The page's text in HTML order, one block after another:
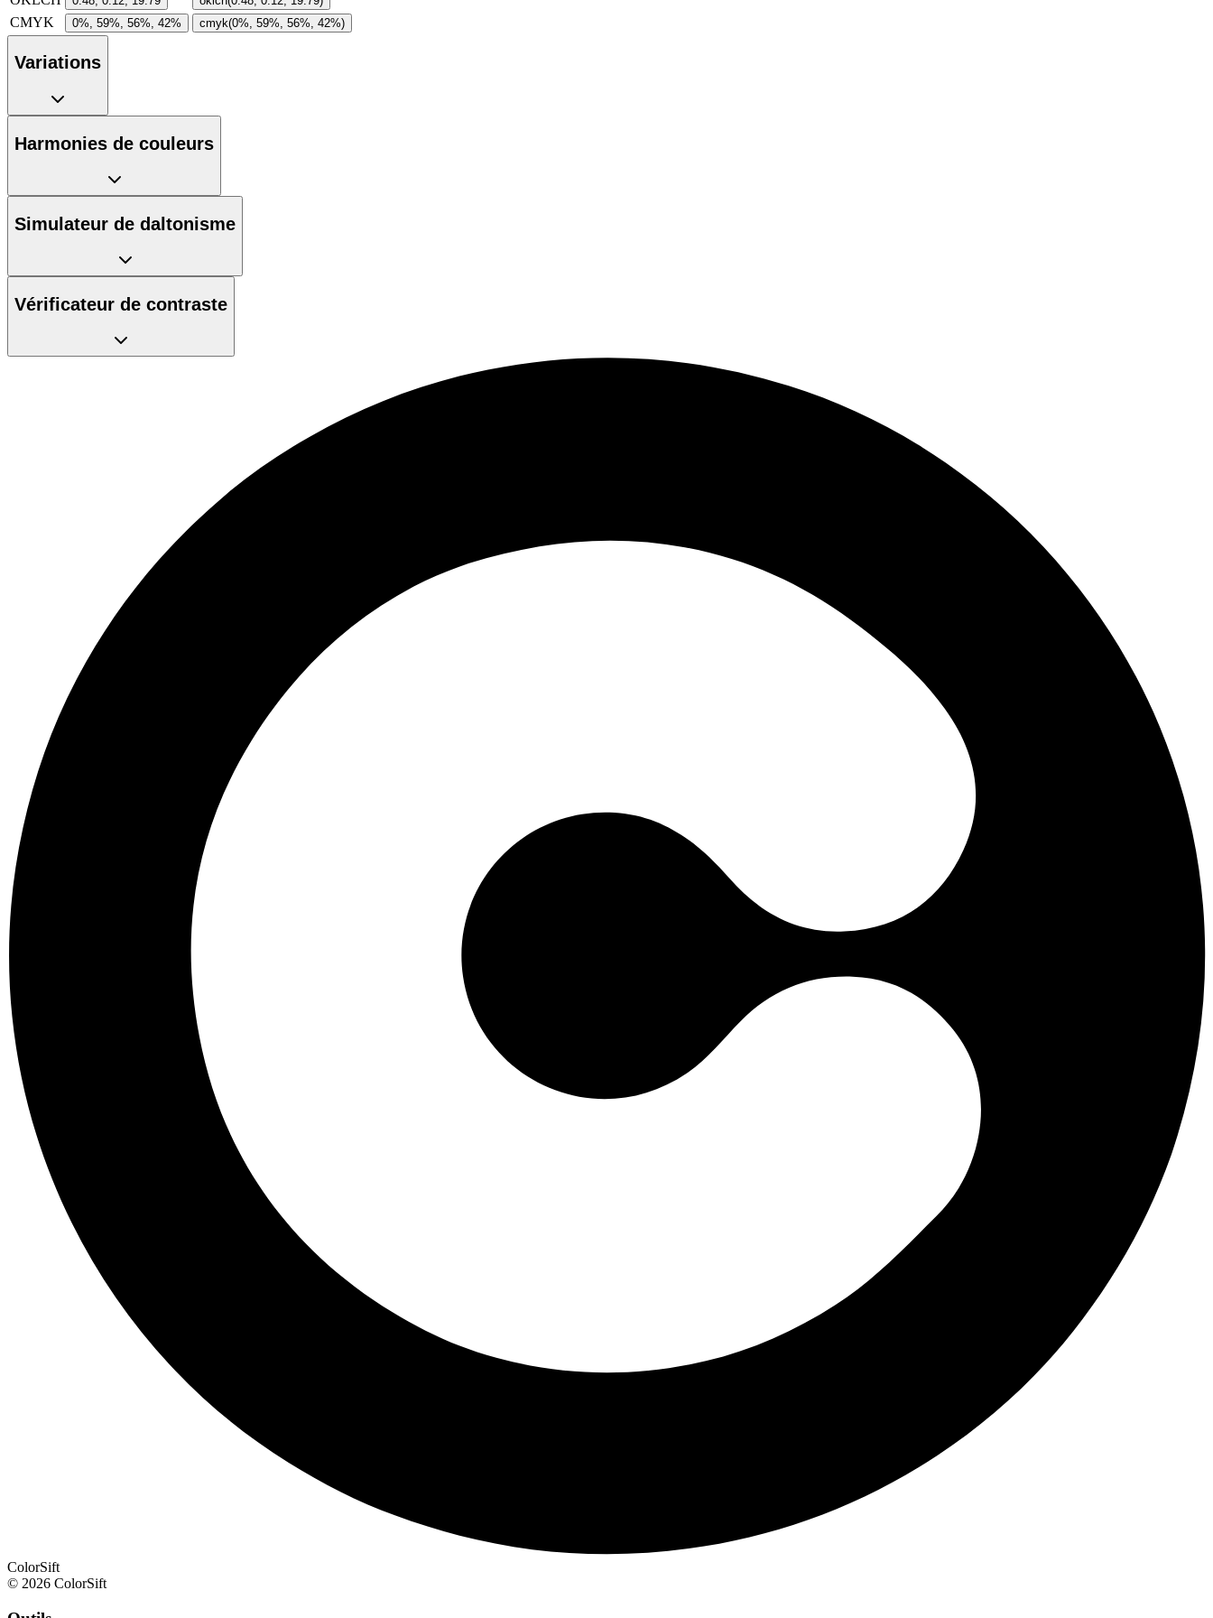
CMYK 0%, 59%, 56%, 42% cmyk(0%, 59%, 56%, 42%)
Variations
Harmonies de couleurs
Simulateur de daltonisme
Vérificateur de contraste
ColorSift
© 2026 ColorSift